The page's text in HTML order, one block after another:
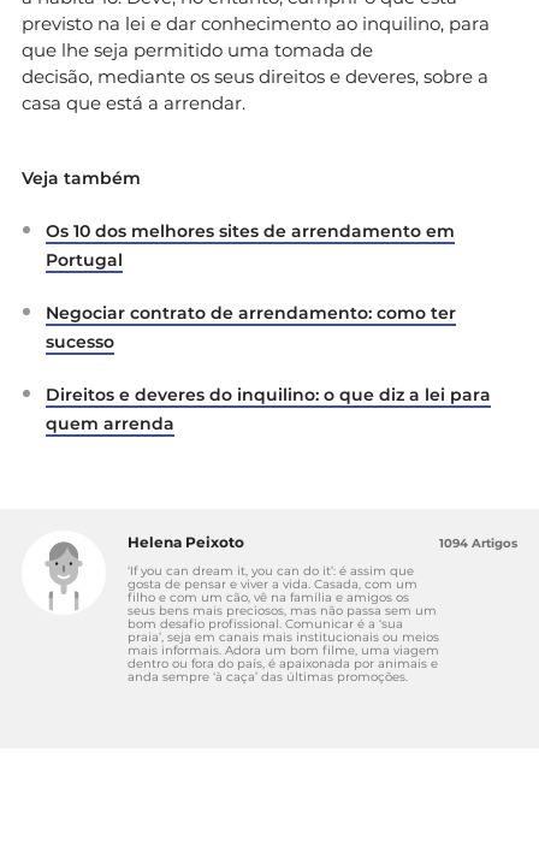
previsto na lei e dar conhecimento ao inquilino, para
que lhe seja permitido uma tomada de
decisão, mediante os seus direitos e deveres, sobre a
casa que está a arrendar.
Veja também
Os 10 dos melhores sites de arrendamento em
Portugal
Negociar contrato de arrendamento: como ter
sucesso
Direitos e deveres do inquilino: o que diz a lei para
quem arrenda
Helena Peixoto
‘If you can dream it, you can do it’: é assim que
gosta de pensar e viver a vida. Casada, com um
filho e com um cão, vê na família e amigos os
seus bens mais preciosos, mas não passa sem um
bom desafio profissional. Comunicar é a ‘sua
praia’, seja em canais mais institucionais ou meios
mais informais. Adora um bom filme, uma viagem
dentro ou fora do país, é apaixonada por animais e
anda sempre ‘à caça’ das últimas promoções.
1094 Artigos